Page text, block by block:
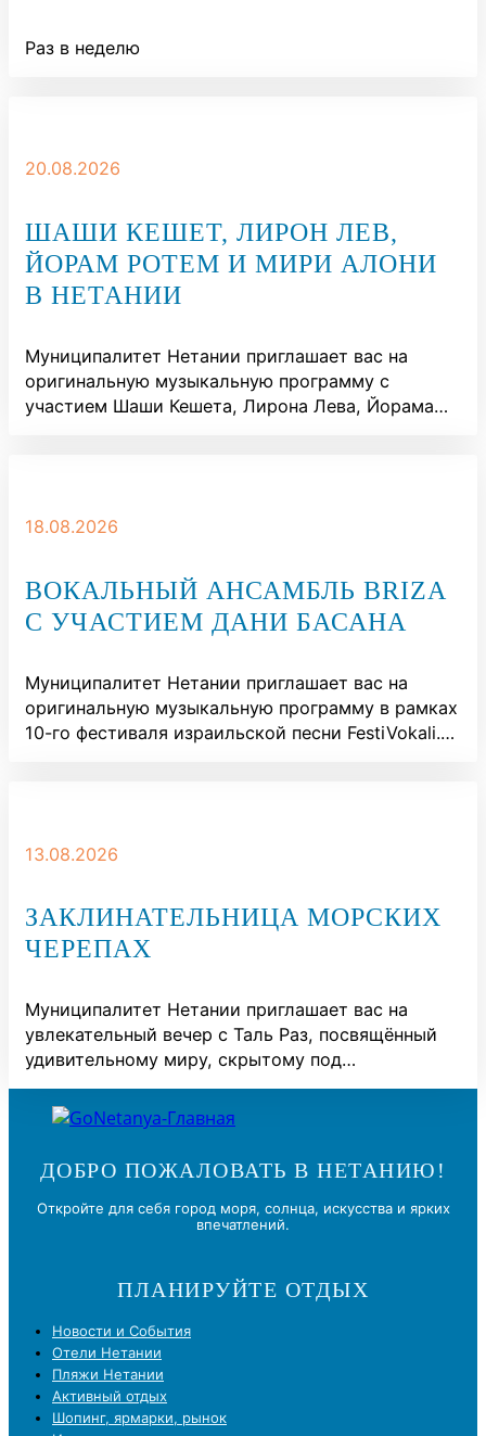
Раз в неделю
20.08.2026
ШАШИ КЕШЕТ, ЛИРОН ЛЕВ,
ЙОРАМ РОТЕМ И МИРИ АЛОНИ
В НЕТАНИИ
Муниципалитет Нетании приглашает вас на
оригинальную музыкальную программу с
участием Шаши Кешета, Лирона Лева, Йорама…
18.08.2026
ВОКАЛЬНЫЙ АНСАМБЛЬ BRIZA
С УЧАСТИЕМ ДАНИ БАСАНА
Муниципалитет Нетании приглашает вас на
оригинальную музыкальную программу в рамках
10-го фестиваля израильской песни FestiVokali.…
13.08.2026
ЗАКЛИНАТЕЛЬНИЦА МОРСКИХ
ЧЕРЕПАХ
Муниципалитет Нетании приглашает вас на
увлекательный вечер с Таль Раз, посвящённый
удивительному миру, скрытому под…
ДОБРО ПОЖАЛОВАТЬ В НЕТАНИЮ!
Откройте для себя город моря, солнца, искусства и ярких
впечатлений.
ПЛАНИРУЙТЕ ОТДЫХ
Новости и Cобытия
Отели Нетании
Пляжи Нетании
Активный отдых
Шопинг, ярмарки, рынок